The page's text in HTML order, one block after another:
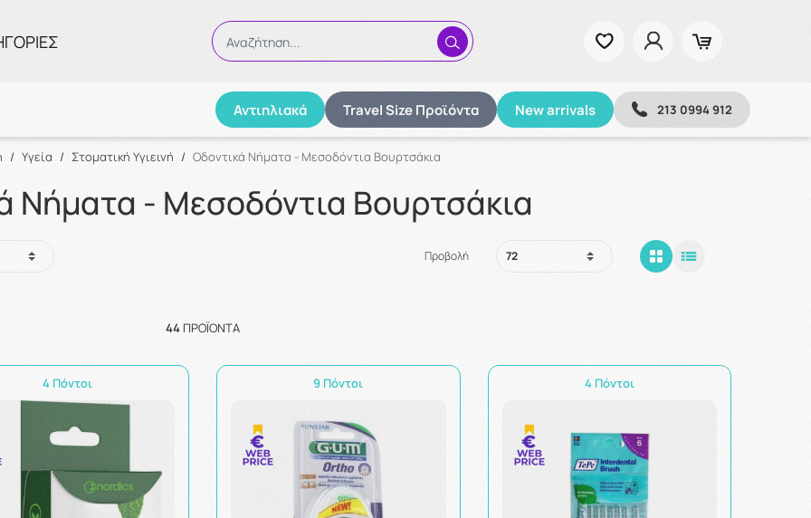
Αναζήτηση...
Αντιηλιακά Travel Size Προϊόντα New arrivals 213 0994 912
Αναζήτηση
/ Υγεία / Στοματική Υγιεινή / Οδοντικά Νήματα - Μεσοδόντια Βουρτσάκια
Νήματα - Μεσοδόντια Βουρτσάκια
Προβολή
44ΠΡΟΪΌΝΤΑ
4 Πόντοι 9 Πόντοι 4 Πόντοι